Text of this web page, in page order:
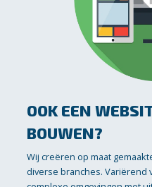
OOK EEN
BOUWEN?
Wij creëren op maat
diverse branches. Variërend